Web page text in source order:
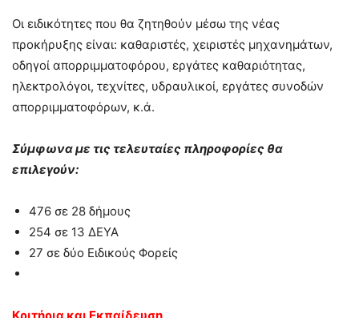
Οι ειδικότητες που θα ζητηθούν μέσω της νέας
προκήρυξης είναι: καθαριστές, χειριστές μηχανημάτων,
οδηγοί απορριμματοφόρου, εργάτες καθαριότητας,
ηλεκτρολόγοι, τεχνίτες, υδραυλικοί, εργάτες συνοδών
απορριμματοφόρων, κ.ά.
Σύμφωνα με τις τελευταίες πληροφορίες θα
επιλεγούν:
476 σε 28 δήμους
254 σε 13 ΔΕΥΑ
27 σε δύο Ειδικούς Φορείς